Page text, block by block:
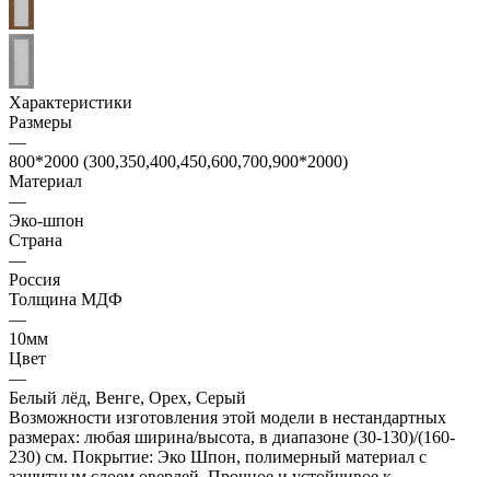
Характеристики
Размеры
—
800*2000 (300,350,400,450,600,700,900*2000)
Материал
—
Эко-шпон
Страна
—
Россия
Толщина МДФ
—
10мм
Цвет
—
Белый лёд, Венге, Орех, Серый
Возможности изготовления этой модели в нестандартных
размерах: любая ширина/высота, в диапазоне (30-130)/(160-
230) см. Покрытие: Эко Шпон, полимерный материал с